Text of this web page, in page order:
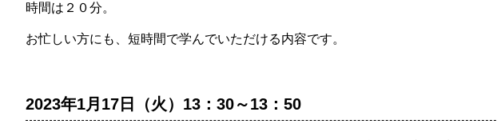
時間は２０分。
お忙しい方にも、短時間で学んでいただける内容です。
2023年1月17日（火）13：30～13：50